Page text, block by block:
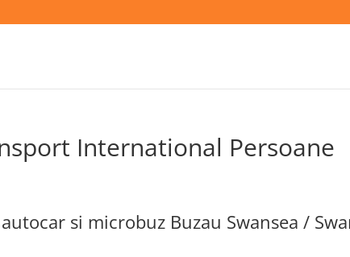
International Persoane
si microbuz Buzau Swansea /